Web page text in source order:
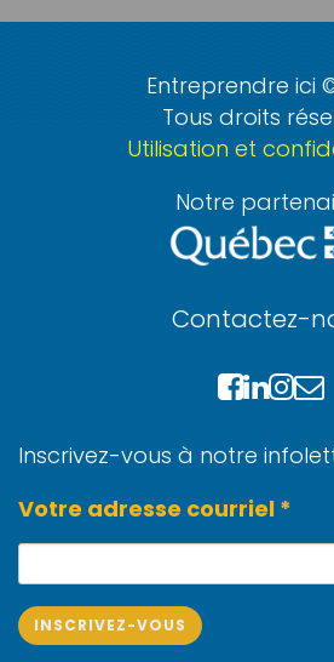
Entreprendre ici
Tous droits
Utilisation et
Notre
Contactez-
Inscrivez-vous à notre
Votre adresse courriel *